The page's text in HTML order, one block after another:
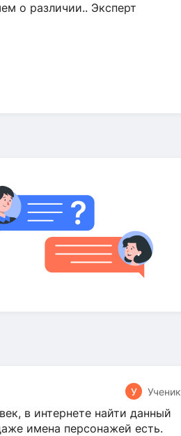
о различии.. Эксперт
У Ученик
в интернете найти данный
имена персонажей есть.